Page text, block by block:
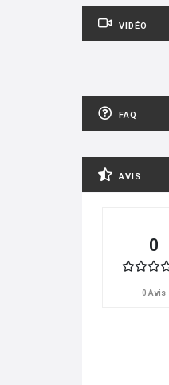
VIDÉO
FAQ
AVIS
0
0 Avis